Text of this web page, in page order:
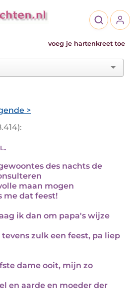
voeg je hartenkreet toe
>
des nachts de
maan mogen
me dat feest!
ik dan om papa's wijze
zulk een feest, pa liep
dame ooit, mijn zo
en aarde en moeder der